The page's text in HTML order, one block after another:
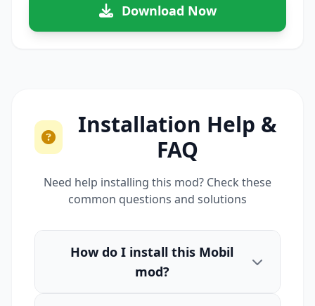
Download Now
Installation Help &
FAQ
Need help installing this mod? Check these
common questions and solutions
How do I install this Mobil
mod?